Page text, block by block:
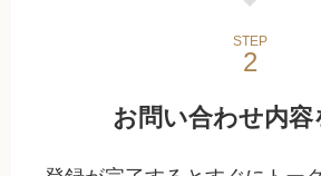
STEP
お問い合わせ内容